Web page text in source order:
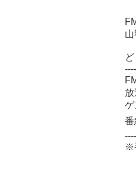
ゲ
番
※